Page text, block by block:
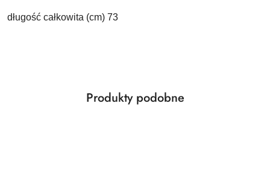
długość całkowita (cm) 73
Pomiń karuzelę produktów
Produkty
Produkty podobne